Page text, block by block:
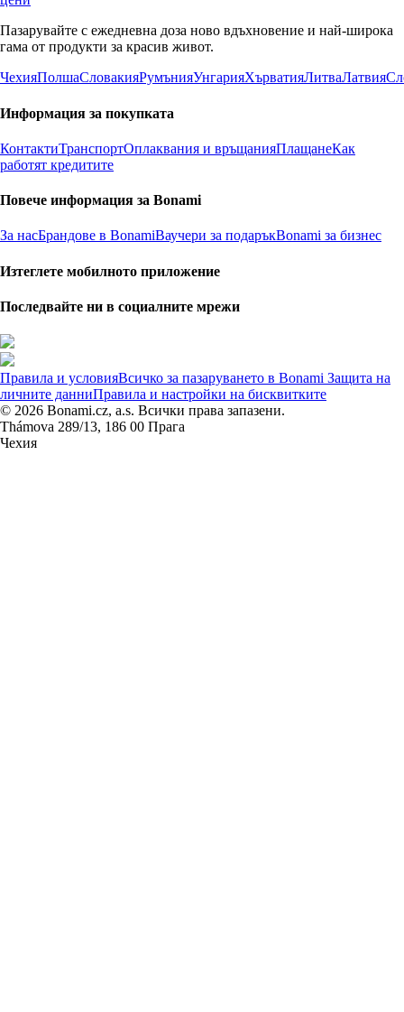
Пазарувайте с ежедневна доза ново вдъхновение и най-широка
гама от продукти за красив живот.
ЧехияПолшаСловакияРумънияУнгарияХърватияЛитваЛатвия
Информация за покупката
КонтактиТранспортОплаквания и връщанияПлащанеКак
работят кредитите
Повече информация за Bonami
За насБрандове в BonamiВаучери за подаръкBonami за бизнес
Изтеглете мобилното приложение
Последвайте ни в социалните мрежи
Правила и условияВсичко за пазаруването в Bonami Защита на
личните данниПравила и настройки на бисквитките
© 2026 Bonami.cz, a.s. Всички права запазени.
Thámova 289/13, 186 00 Прага
Чехия